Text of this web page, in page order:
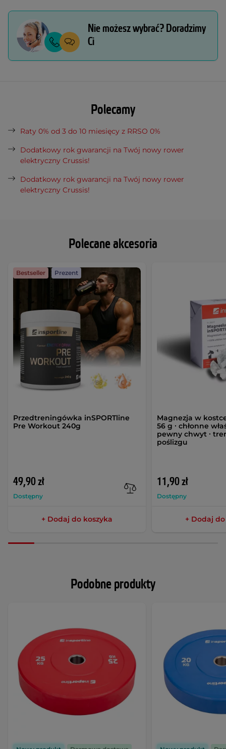
Polecane akcesoria
Przedtreningówka inSPORTline
Pre Workout 240g
49,90 zł
Dostępny
Bestseller Prezent
+ Dodaj do koszyka
Magnezja w
56 g ∙ chłonne
pewny chwyt ∙
poślizgu
11,90 zł
Dostępny
+ Dodaj
Nie możesz wybrać? Doradzimy
Ci
Polecamy
Raty 0% od 3 do 10 miesięcy z RRSO 0%
Dodatkowy rok gwarancji na Twój nowy rower
elektryczny Crussis!
Dodatkowy rok gwarancji na Twój nowy rower
elektryczny Crussis!
Podobne produkty